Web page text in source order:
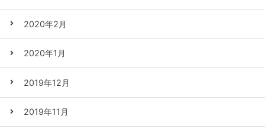
2020年2月
2020年1月
2019年12月
2019年11月